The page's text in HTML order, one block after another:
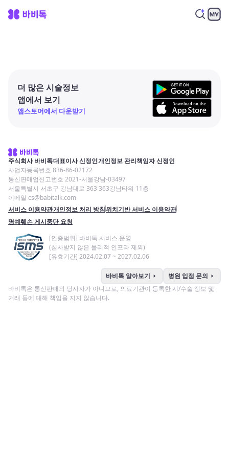
더 많은 시술정보
앱에서 보기
앱스토어에서 다운받기
주식회사 바비톡대표이사 신정인개인정보 관리책임자 신정인
사업자등록번호 836-86-02172
통신판매업신고번호 2021-서울강남-03497
서울특별시 서초구 강남대로 363 363강남타워 11층
이메일 cs@babitalk.com
서비스 이용약관개인정보 처리 방침위치기반 서비스 이용약관
명예훼손 게시중단 요청
[인증범위] 바비톡 서비스 운영
(심사받지 않은 물리적 인프라 제외)
[유효기간] 2024.02.07 ~ 2027.02.06
바비톡 알아보기 arrow_right 병원 입점 문의 arrow_right
바비톡은 통신판매의 당사자가 아니므로, 의료기관이 등록한 시/수술 정보 및
거래 등에 대해 책임을 지지 않습니다.